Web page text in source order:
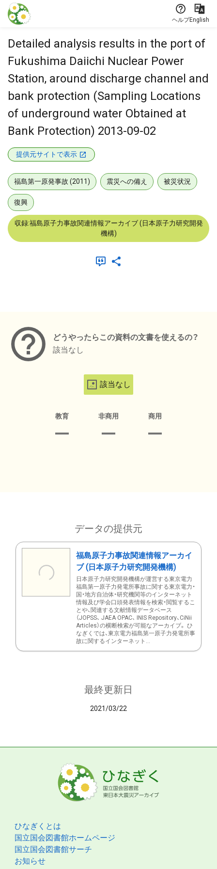
本文に飛ぶ
ヘルプEnglish
Detailed analysis results in the port of
Fukushima Daiichi Nuclear Power
Station, around discharge channel and
bank protection (Sampling Locations
of underground water Obtained at
Bank Protection) 2013-09-02
提供元サイトで表示
福島第一原発事故 (2011) 震災への備え 被災状況
復興
収録:福島原子力事故関連情報アーカイブ (日本原子力研究開発
機構)
どうやったらこの資料の文書を使えるの？
該当なし
該当なし
教育 非商用 商用
データの提供元
福島原子力事故関連情報アーカイ
ブ (日本原子力研究開発機構)
日本原子力研究開発機構が運営する東京電力
福島第一原子力発電所事故に関する東京電力・
国・地方自治体・研究機関等のインターネット
情報及び学会口頭発表情報を検索・閲覧するこ
とや、関連する文献情報データベース
（JOPSS、 JAEA OPAC、 INIS Repository、CiNii
Articles）の横断検索が可能なアーカイブ。 ひ
なぎくでは、東京電力福島第一原子力発電所事
故に関するインターネット...
最終更新日
2021/03/22
ひなぎくとは
国立国会図書館ホームページ
国立国会図書館サーチ
お知らせ